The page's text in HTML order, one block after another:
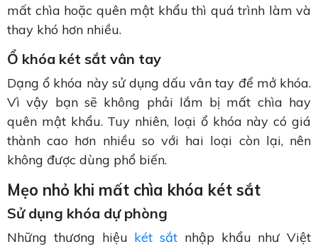
mất chìa hoặc quên mật khẩu thì quá trình làm và
thay khó hơn nhiều.
Ổ khóa két sắt vân tay
Dạng ổ khóa này sử dụng dấu vân tay để mở khóa.
Vì vậy bạn sẽ không phải lắm bị mất chìa hay
quên mật khẩu. Tuy nhiên, loại ổ khóa này có giá
thành cao hơn nhiều so với hai loại còn lại, nên
không được dùng phổ biến.
Mẹo nhỏ khi mất chìa khóa két sắt
Sử dụng khóa dự phòng
Những thương hiệu két sắt nhập khẩu như Việt